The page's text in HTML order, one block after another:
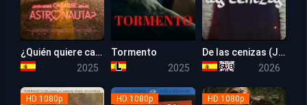
¿Quién quiere casarse con un astronauta?
2025
Tormento
2025
5.1
De las cenizas (Jaras Enzar)
2026
HD 1080p HD 1080p HD 1080p